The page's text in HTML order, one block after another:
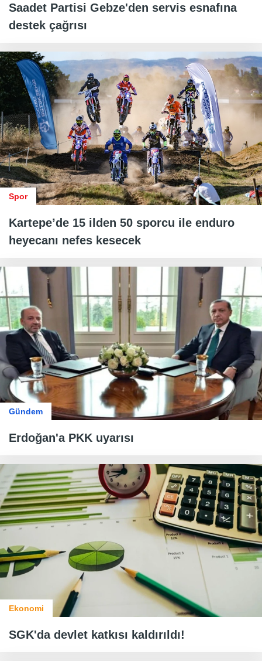
Saadet Partisi Gebze'den servis esnafına
destek çağrısı
Spor
Kartepe’de 15 ilden 50 sporcu ile enduro
heyecanı nefes kesecek
Gündem
Erdoğan'a PKK uyarısı
Ekonomi
SGK'da devlet katkısı kaldırıldı!